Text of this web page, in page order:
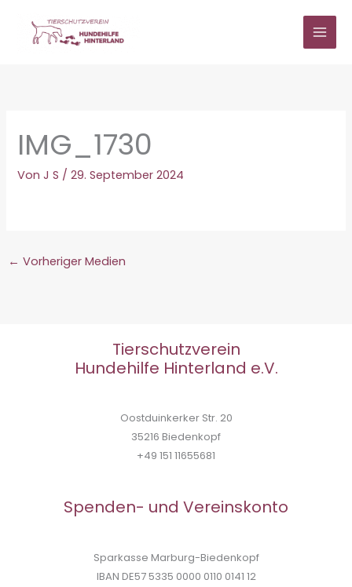
springen
IMG_1730
VonJ S /29. September 2024
← Vorheriger Medien
Tierschutzverein
Hundehilfe Hinterland e.V.
Oostduinkerker Str. 20
35216 Biedenkopf
+49 151 11655681
Spenden- und Vereinskonto
Sparkasse Marburg-Biedenkopf
IBAN DE57 5335 0000 0110 0141 12